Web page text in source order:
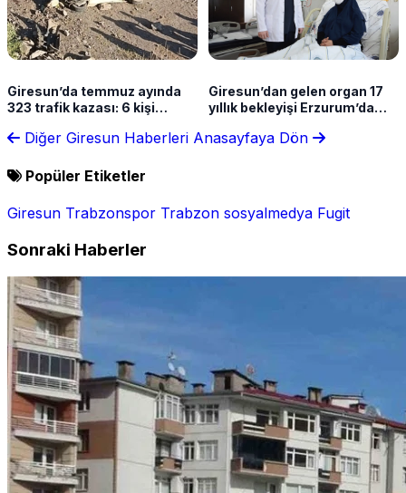
Giresun’da temmuz ayında
323 trafik kazası: 6 kişi
Giresun’dan gelen organ 17
yıllık bekleyişi Erzurum’da
Diğer Giresun Haberleri Anasayfaya Dön
Popüler Etiketler
Giresun Trabzonspor Trabzon sosyalmedya Fugit
Sonraki Haberler